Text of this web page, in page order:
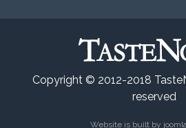
Copyright © 2012-2018
reserved
Website is built by